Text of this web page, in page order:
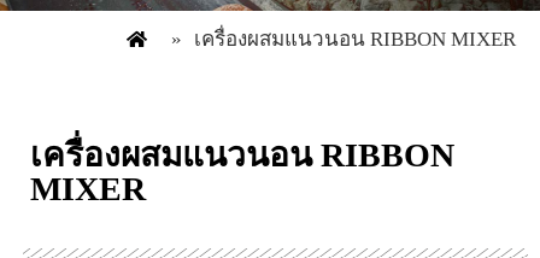
» เครื่องผสมแนวนอน RIBBON MIXER
เครื่องผสมแนวนอน RIBBON
MIXER